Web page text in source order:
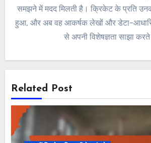
समझने में मदद मिलती है। क्रिकेट के प्रति
हुआ, और अब वह आकर्षक लेखों और डेटा-
से अपनी विशेषज्ञता साझा
Related Post